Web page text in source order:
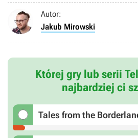
Autor:
Jakub Mirowski
Której gry lub serii
najbardziej ci
Tales from the